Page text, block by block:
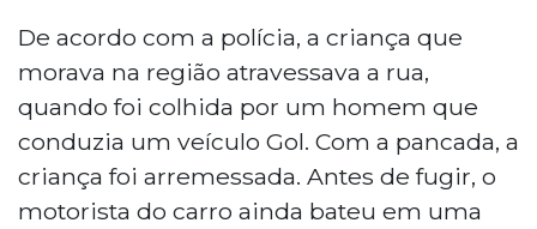
De acordo com a polícia, a criança que
morava na região atravessava a rua,
quando foi colhida por um homem que
conduzia um veículo Gol. Com a pancada, a
criança foi arremessada. Antes de fugir, o
motorista do carro ainda bateu em uma